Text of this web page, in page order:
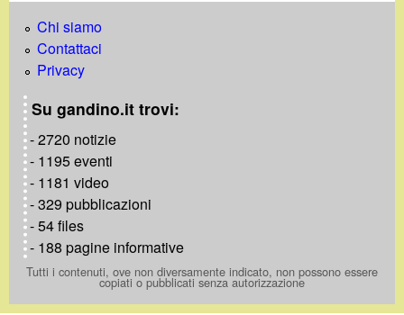
Chi siamo
Contattaci
Privacy
Su gandino.it trovi:
- 2720 notizie
- 1195 eventi
- 1181 video
- 329 pubblicazioni
- 54 files
- 188 pagine informative
Tutti i contenuti, ove non diversamente indicato, non possono essere
copiati o pubblicati senza autorizzazione